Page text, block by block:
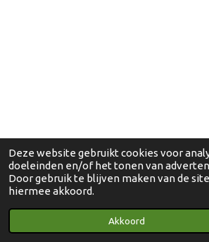
Deze website gebruikt cookies voor
doeleinden en/of het tonen van
Door gebruik te blijven maken van de
hiermee akkoord.
Akkoord